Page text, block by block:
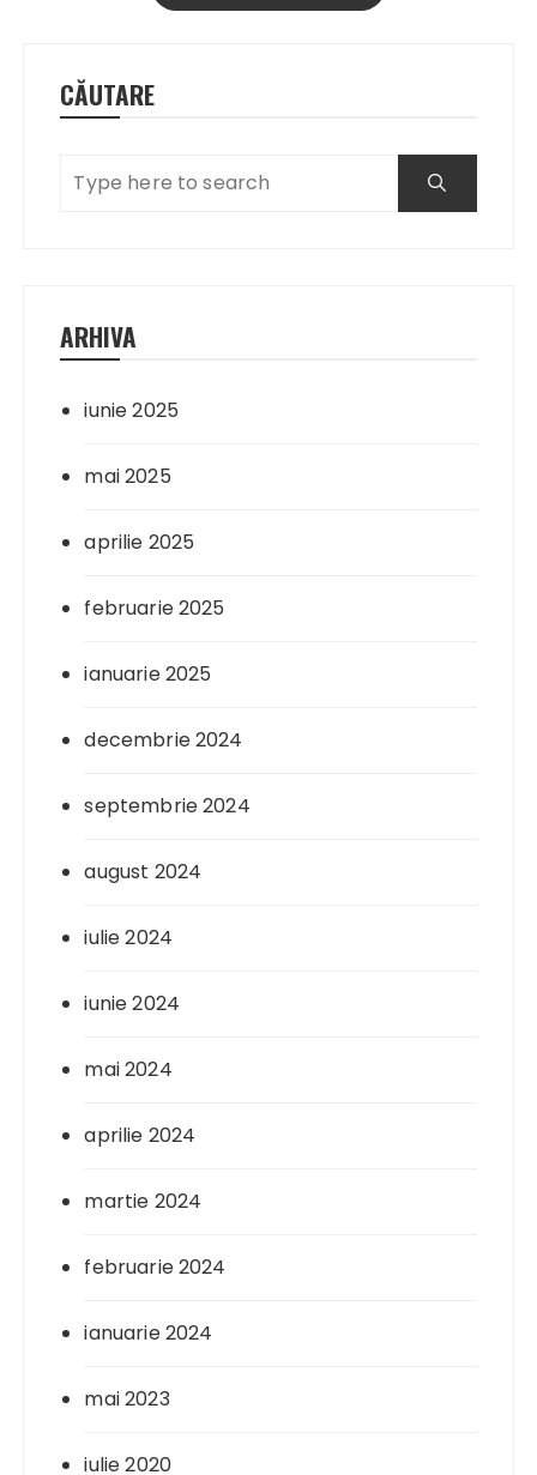
CĂUTARE
ARHIVA
iunie 2025
mai 2025
aprilie 2025
februarie 2025
ianuarie 2025
decembrie 2024
septembrie 2024
august 2024
iulie 2024
iunie 2024
mai 2024
aprilie 2024
martie 2024
februarie 2024
ianuarie 2024
mai 2023
iulie 2020